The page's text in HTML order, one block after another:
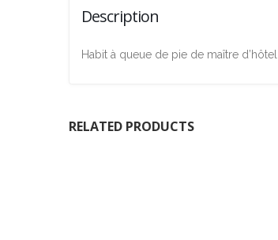
Description
Habit à queue de pie de maître
RELATED PRODUCTS